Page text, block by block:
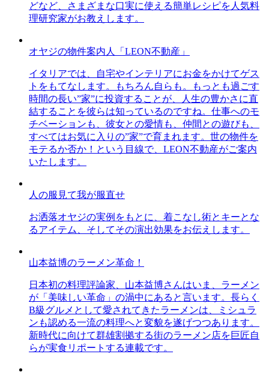
どなど、さまざまな口実に使える簡単レシピを人気料
理研究家がお教えします。
オヤジの物件案内人「LEON不動産」
イタリアでは、自宅やインテリアにお金をかけてゲス
トをもてなします。もちろん自らも。もっとも過ごす
時間の長い”家”に投資することが、人生の豊かさに直
結することを彼らは知っているのですね。仕事へのモ
チベーションも、彼女との愛情も、仲間との遊びも、
すべてはお気に入りの”家”で育まれます。世の物件を
モテるか否か！という目線で、LEON不動産がご案内
いたします。
人の服見て我が服直せ
お洒落オヤジの実例をもとに、着こなし術とキーとな
るアイテム、そしてその演出効果をお伝えします。
山本益博のラーメン革命！
日本初の料理評論家、山本益博さんはいま、ラーメン
が「美味しい革命」の渦中にあると言います。長らく
B級グルメとして愛されてきたラーメンは、ミシュラ
ンも認める一流の料理へと変貌を遂げつつあります。
新時代に向けて群雄割拠する街のラーメン店を巨匠自
らが実食リポートする連載です。